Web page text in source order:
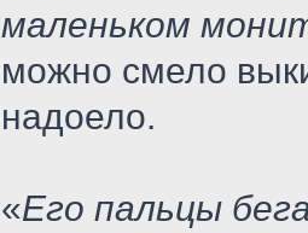
маленьком
можно смело
надоело.
«Его пальцы